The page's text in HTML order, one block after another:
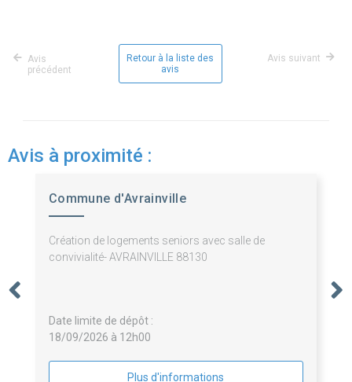
Avis
précédent
Retour à la liste des
avis
Avis suivant
Avis à proximité :
Commune d'Avrainville
Création de logements seniors avec salle de
convivialité- AVRAINVILLE 88130
Date limite de dépôt :
18/09/2026 à 12h00
Plus d'informations